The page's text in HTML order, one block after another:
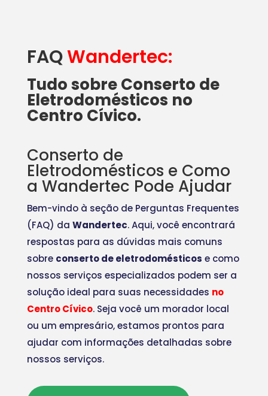
FAQWandertec:
Tudo sobre Conserto de
Eletrodomésticos no
Centro Cívico.
Conserto de
Eletrodomésticos e Como
a Wandertec Pode Ajudar
Bem-vindo à seção de Perguntas Frequentes
(FAQ) da Wandertec. Aqui, você encontrará
respostas para as dúvidas mais comuns
sobre conserto de eletrodomésticos e como
nossos serviços especializados podem ser a
solução ideal para suas necessidades no
Centro Cívico. Seja você um morador local
ou um empresário, estamos prontos para
ajudar com informações detalhadas sobre
nossos serviços.